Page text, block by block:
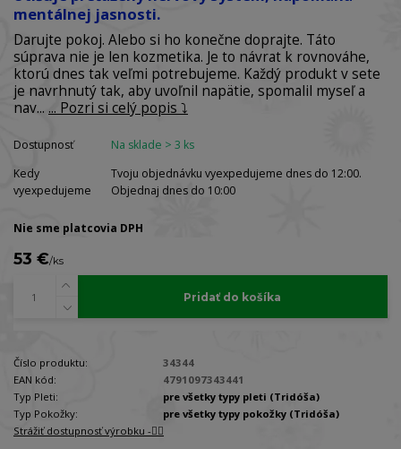
mentálnej jasnosti.
Darujte pokoj. Alebo si ho konečne doprajte. Táto
súprava nie je len kozmetika. Je to návrat k rovnováhe,
ktorú dnes tak veľmi potrebujeme. Každý produkt v sete
je navrhnutý tak, aby uvoľnil napätie, spomalil myseľ a
nav... ... Pozri si celý popis ⤵️
Dostupnosť
Na sklade > 3 ks
Kedy
vyexpedujeme
Tvoju objednávku vyexpedujeme dnes do 12:00.
Objednaj dnes do 10:00
Nie sme platcovia DPH
53 €/ks
Pridať do košíka
Číslo produktu:
34344
EAN kód:
4791097343441
Typ Pleti:
pre všetky typy pleti (Tridóša)
Typ Pokožky:
pre všetky typy pokožky (Tridóša)
Strážiť dostupnosť výrobku -🐕‍🦺